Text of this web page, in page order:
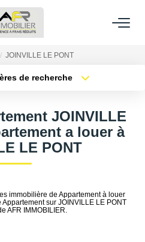
GÉRER
JOINVILLE LE PONT
de recherche
JOINVILLE
a louer à
LE PONT
immobilière de Appartement à louer
sur JOINVILLE LE PONT
AFR IMMOBILIER.